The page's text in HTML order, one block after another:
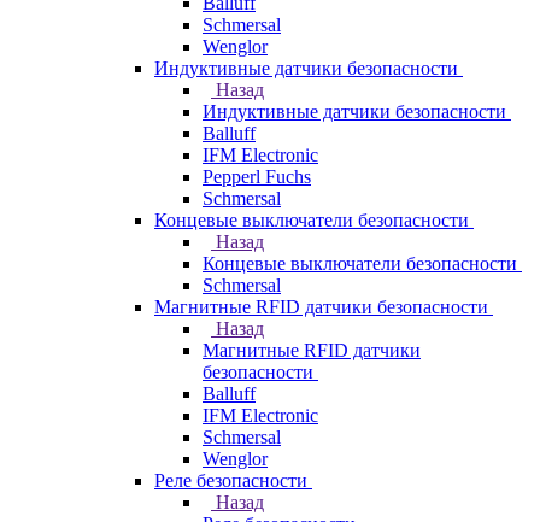
Schmersal
Wenglor
Индуктивные датчики безопасности
Назад
Индуктивные датчики безопасности
Balluff
IFM Electronic
Pepperl Fuchs
Schmersal
Концевые выключатели безопасности
Назад
Концевые выключатели безопасности
Schmersal
Магнитные RFID датчики безопасности
Назад
Магнитные RFID датчики
безопасности
Balluff
IFM Electronic
Schmersal
Wenglor
Реле безопасности
Назад